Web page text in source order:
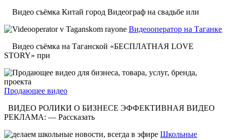
Видео съёмка Китай город Видеограф на свадьбе или
Видеооператор на Таганке
Видео съёмка на Таганской «БЕСПЛАТНАЯ LOVE
STORY» при
Продающее видео
ВИДЕО РОЛИКИ О БИЗНЕСЕ ЭФФЕКТИВНАЯ ВИДЕО
РЕКЛАМА: — Рассказать
Школьные